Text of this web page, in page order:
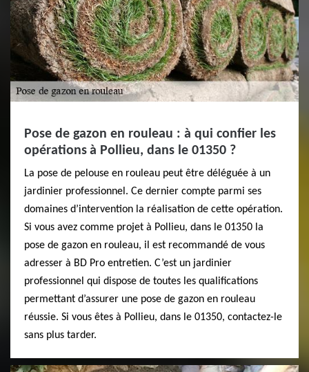
Pose de gazon en rouleau : à qui confier les
opérations à Pollieu, dans le 01350 ?
La pose de pelouse en rouleau peut être déléguée à un
jardinier professionnel. Ce dernier compte parmi ses
domaines d’intervention la réalisation de cette opération.
Si vous avez comme projet à Pollieu, dans le 01350 la
pose de gazon en rouleau, il est recommandé de vous
adresser à BD Pro entretien. C’est un jardinier
professionnel qui dispose de toutes les qualifications
permettant d’assurer une pose de gazon en rouleau
réussie. Si vous êtes à Pollieu, dans le 01350, contactez-le
sans plus tarder.